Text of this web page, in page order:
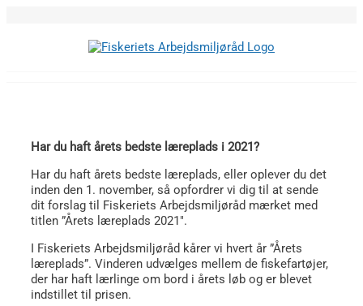
Har du haft årets bedste læreplads i 2021?
Har du haft årets bedste læreplads, eller oplever du det
inden den 1. november, så opfordrer vi dig til at sende
dit forslag til Fiskeriets Arbejdsmiljøråd mærket med
titlen ”Årets læreplads 2021″.
I Fiskeriets Arbejdsmiljøråd kårer vi hvert år ”Årets
læreplads”. Vinderen udvælges mellem de fiskefartøjer,
der har haft lærlinge om bord i årets løb og er blevet
indstillet til prisen.